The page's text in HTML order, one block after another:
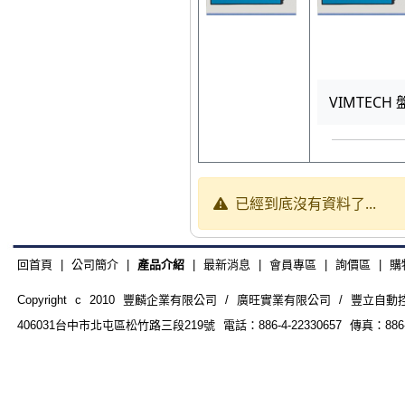
VIMTECH
已經到底沒有資料了...
回首頁 公司簡介| 產品介紹| 最新消息 會員專區 詢價區 購
Copyright c 2010 豐麟企業有限公司 / 廣旺實業有限公司 / 豐立自動
406031台中市北屯區松竹路三段219號 電話：886-4-22330657 傳真：